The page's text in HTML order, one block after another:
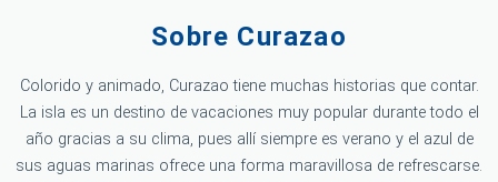
Sobre Curazao
Colorido y animado, Curazao tiene muchas historias que contar.
La isla es un destino de vacaciones muy popular durante todo el
año gracias a su clima, pues allí siempre es verano y el azul de
sus aguas marinas ofrece una forma maravillosa de refrescarse.